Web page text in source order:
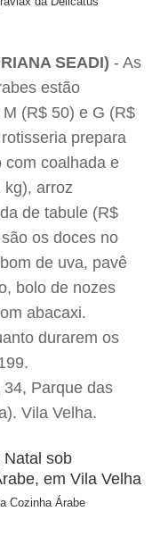
SEADI) - As
estão
(R$ 50) e G (R$
prepara
com coalhada e
kg), arroz
de tabule (R$
os doces no
de uva, pavê
bolo de nozes
abacaxi.
durarem os
Parque das
Vila Velha.
Cozinha Árabe